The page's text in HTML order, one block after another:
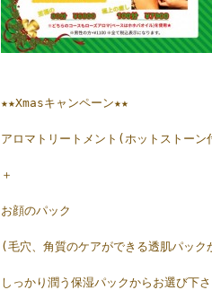
★★Xmasキャンペーン★★
アロマトリートメント(ホットストーン
＋
お顔のパック
(毛穴、角質のケアができる透肌パック
しっかり潤う保湿パックからお選び下